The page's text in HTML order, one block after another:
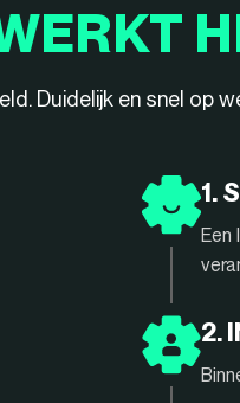
Duidelijk en snel op
1.
Een
2.